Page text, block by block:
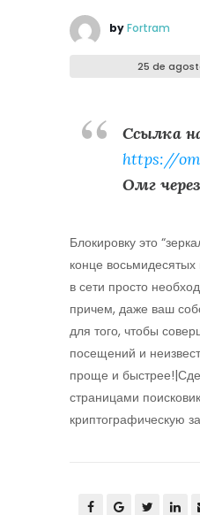
byFortram
25 de
Ссылка
https://
Омг
Блокировку это
конце
в сети просто
причем, даже ваш
для того, чтобы
посещений и
проще и
страницами
криптографическую